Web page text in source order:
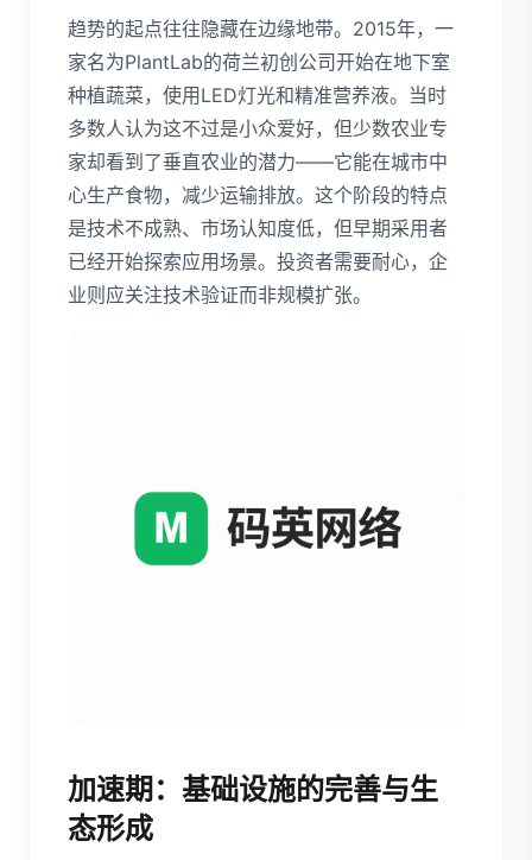
趋势的起点往往隐藏在边缘地带。2015年，一
家名为PlantLab的荷兰初创公司开始在地下室
种植蔬菜，使用LED灯光和精准营养液。当时
多数人认为这不过是小众爱好，但少数农业专
家却看到了垂直农业的潜力——它能在城市中
心生产食物，减少运输排放。这个阶段的特点
是技术不成熟、市场认知度低，但早期采用者
已经开始探索应用场景。投资者需要耐心，企
业则应关注技术验证而非规模扩张。
加速期：基础设施的完善与生
态形成